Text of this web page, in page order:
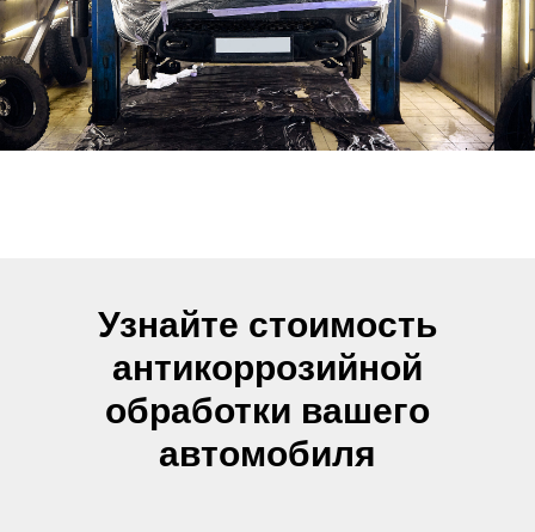
Узнайте стоимость
антикоррозийной
обработки вашего
автомобиля